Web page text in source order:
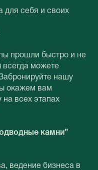
для себя и своих
прошли быстро и не
всегда можете
нашу
окажем вам
всех этапах
камни”
ведение бизнеса в